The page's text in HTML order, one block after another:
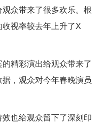
众带来了很多欢乐。根
视率较去年上升了X
精彩演出给观众带来了
，观众对今年春晚演员
也给观众留下了深刻印